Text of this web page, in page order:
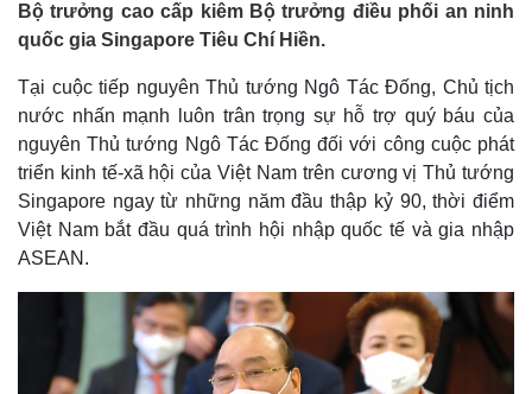
Việc làm
Biển đảo
Bộ trưởng cao cấp kiêm Bộ trưởng điều phối an ninh
quốc gia Singapore Tiêu Chí Hiền.
Tại cuộc tiếp nguyên Thủ tướng Ngô Tác Đống, Chủ tịch
nước nhấn mạnh luôn trân trọng sự hỗ trợ quý báu của
nguyên Thủ tướng Ngô Tác Đống đối với công cuộc phát
triển kinh tế-xã hội của Việt Nam trên cương vị Thủ tướng
Singapore ngay từ những năm đầu thập kỷ 90, thời điểm
Việt Nam bắt đầu quá trình hội nhập quốc tế và gia nhập
ASEAN.